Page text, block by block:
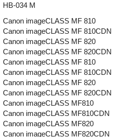
HB-034 M
Canon imageCLASS MF 810
Canon imageCLASS MF 810CDN
Canon imageCLASS MF 820
Canon imageCLASS MF 820CDN
Canon imageCLASS MF 810
Canon imageCLASS MF 810CDN
Canon imageCLASS MF 820
Canon imageCLASS MF 820CDN
Canon imageCLASS MF810
Canon imageCLASS MF810CDN
Canon imageCLASS MF820
Canon imageCLASS MF820CDN